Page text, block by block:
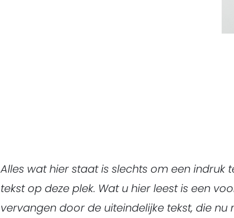
Alles wat hier staat is slechts om een
tekst op deze plek. Wat u hier leest is een
vervangen door de uiteindelijke tekst, die nu